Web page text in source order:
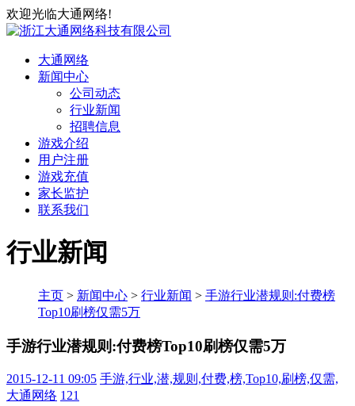
欢迎光临大通网络!
大通网络
新闻中心
公司动态
行业新闻
招聘信息
游戏介绍
用户注册
游戏充值
家长监护
联系我们
行业新闻
主页 > 新闻中心 > 行业新闻 > 手游行业潜规则:付费榜
Top10刷榜仅需5万
手游行业潜规则:付费榜Top10刷榜仅需5万
2015-12-11 09:05 手游,行业,潜,规则,付费,榜,Top10,刷榜,仅需,
大通网络 121